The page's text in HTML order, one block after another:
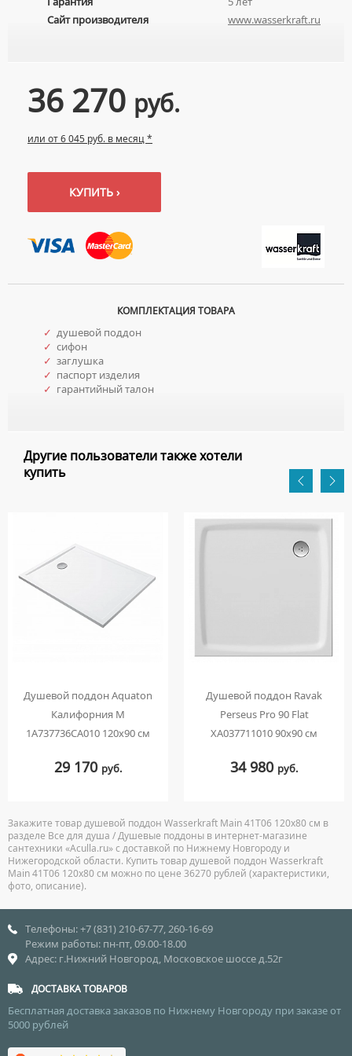
Сайт производителя
www.wasserkraft.ru
36 270 руб.
или от 6 045 руб. в месяц *
КУПИТЬ ›
КОМПЛЕКТАЦИЯ ТОВАРА
✓ душевой поддон
✓ сифон
✓ заглушка
✓ паспорт изделия
✓ гарантийный талон
Другие пользователи также хотели
купить
Душевой поддон Aquaton
Калифорния М
1A737736CA010 120х90 см
29 170 руб.
Душевой поддон Ravak
Perseus Pro 90 Flat
XA037711010 90x90 см
34 980 руб.
Закажите товар душевой поддон Wasserkraft Main 41T06 120х80 см в
разделе Все для душа / Душевые поддоны в интернет-магазине
сантехники «Aculla.ru» с доставкой по Нижнему Новгороду и
Нижегородской области. Купить товар душевой поддон Wasserkraft
Main 41T06 120х80 см можно по цене 36270 рублей (характеристики,
фото, описание).
Телефоны: +7 (831) 210-67-77, 260-16-69
Режим работы: пн-пт, 09.00-18.00
Адрес: г.Нижний Новгород, Московское шоссе д.52г
ДОСТАВКА ТОВАРОВ
Бесплатная доставка заказов по Нижнему Новгороду при заказе от
5000 рублей